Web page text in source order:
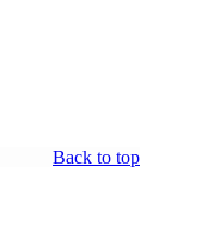
Back to top